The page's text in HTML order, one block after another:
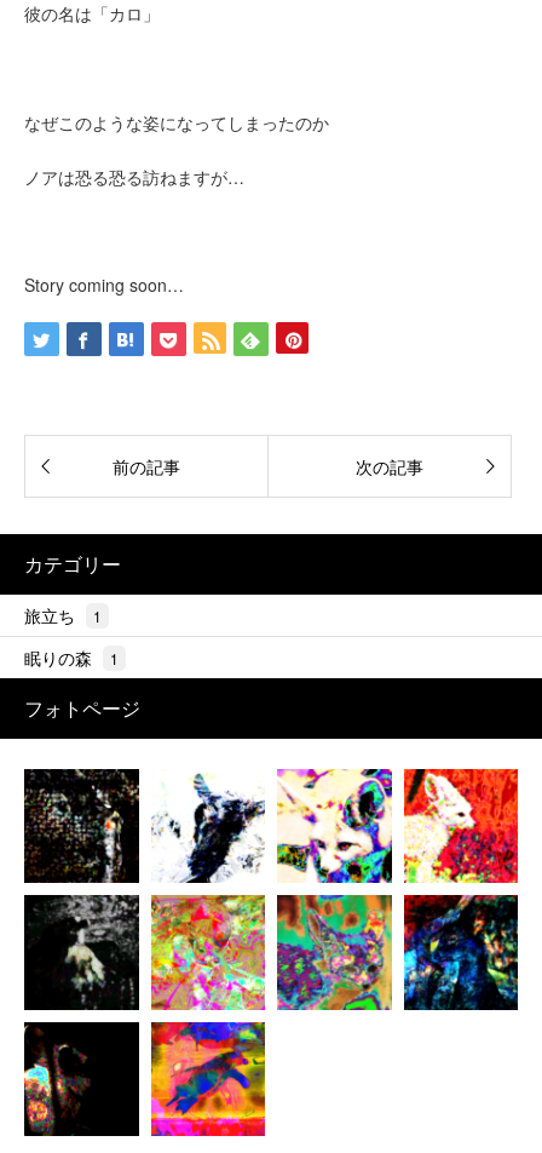
彼の名は「カロ」
なぜこのような姿になってしまったのか
ノアは恐る恐る訪ねますが…
Story coming soon…
前の記事 次の記事
カテゴリー
旅立ち 1
眠りの森 1
フォトページ